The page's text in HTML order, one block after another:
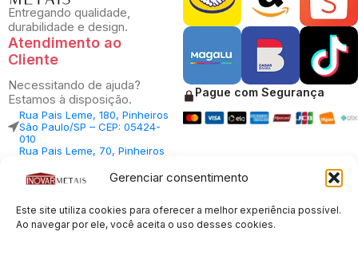
Gerenciar consentimento
Este site utiliza cookies para oferecer a melhor experiência possível.
Ao navegar por ele, você aceita o uso desses cookies.
Entregando qualidade,
durabilidade e design.
Atendimento ao
Cliente
Necessitando de ajuda?
Estamos à disposição.
Rua Pais Leme, 180, Pinheiros
São Paulo/SP – CEP: 05424-
010
Rua Pais Leme, 70, Pinheiros
010
Central Vendas: (11) 98812-
Central Atendimento: (11)
94535-7237
Pague com Segurança